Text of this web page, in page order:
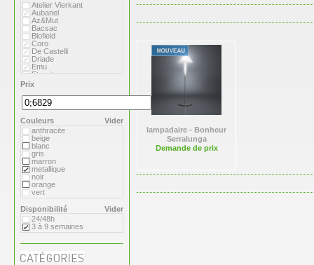
Atelier Vierkant
Aubanel
Az&Mut
Bacsac
Blofield
Coro
De Castelli
Driade
Emu
Eternit
Eva Solo
Extremis
Fermob
Flora
Gandia Blasco
Magis
Paola Lenti
Roger Pradier
Royal VKB
Serralunga
Sywawa
Tribu
Versus
Virages
Prix
Vider
Couleurs
anthracite
beige
blanc
gris
marron
metallique
noir
orange
vert
Vider
Disponibilité
24/48h
3 à 9 semaines
lampadaire - Bonheur
Serralunga
Demande de prix